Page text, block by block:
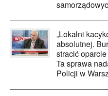
„Lokalni
absolutnej.
stracić
Ta sprawa
Policji w